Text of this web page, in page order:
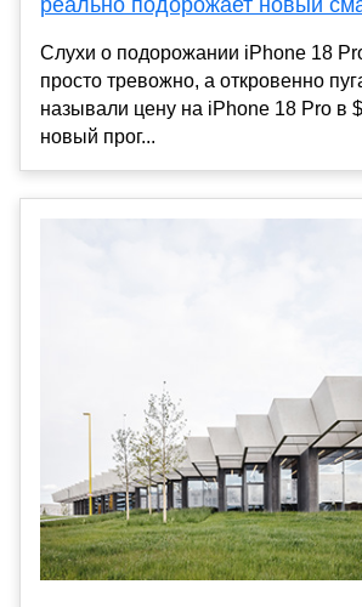
Слухи о подорожании iPhone 18
просто тревожно, а откровенно
называли цену на iPhone 18 Pro в
новый прог...